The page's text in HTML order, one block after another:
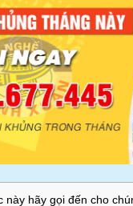
này hãy gọi đến cho